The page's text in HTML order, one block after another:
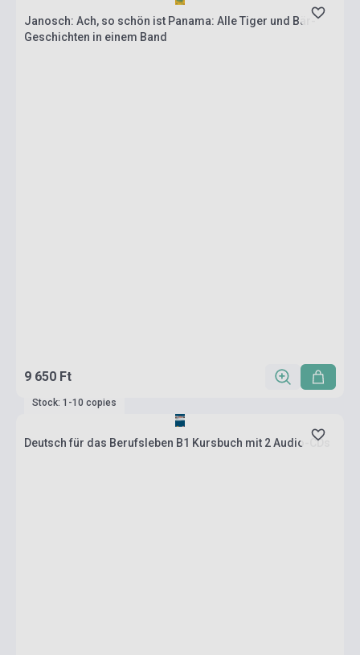
Janosch: Ach, so schön ist Panama: Alle Tiger und Bär-
Geschichten in einem Band
9 650 Ft
Stock: 1-10 copies
Deutsch für das Berufsleben B1 Kursbuch mit 2 Audio-CDs